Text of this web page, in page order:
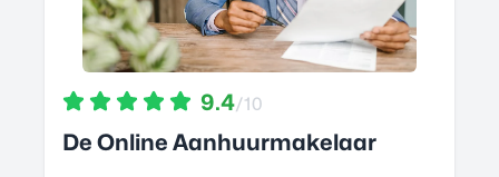
9.4/10
De Online Aanhuurmakelaar